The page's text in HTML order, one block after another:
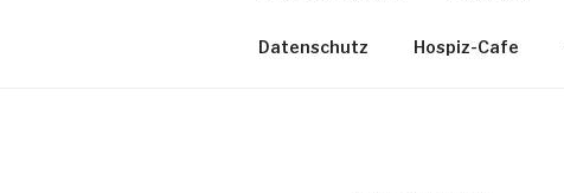
Datenschutz Hospiz-Cafe